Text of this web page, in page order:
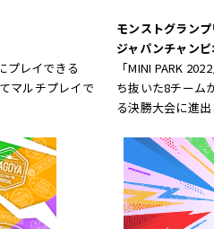
プレイできる
マルチプレイで
モンストグラン
ジャパンチャン
「MINI PARK
ち抜いた8チーム
る決勝大会に進出